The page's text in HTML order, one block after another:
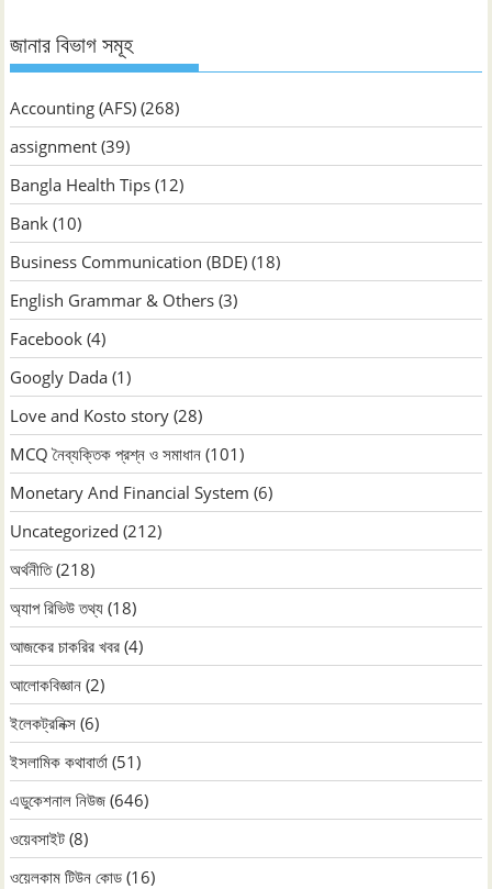
জানার বিভাগ সমূহ
Accounting (AFS) (268)
assignment (39)
Bangla Health Tips (12)
Bank (10)
Business Communication (BDE) (18)
English Grammar & Others (3)
Facebook (4)
Googly Dada (1)
Love and Kosto story (28)
MCQ নৈব্যক্তিক প্রশ্ন ও সমাধান (101)
Monetary And Financial System (6)
Uncategorized (212)
অর্থনীতি(218)
অ্যাপ রিভিউ তথ্য (18)
আজকের চাকরির খবর (4)
আলোকবিজ্ঞান (2)
ইলেকট্রনিক্স (6)
ইসলামিক কথাবার্তা (51)
এডুকেশনাল নিউজ (646)
ওয়েবসাইট (8)
ওয়েলকাম টিউন কোড (16)